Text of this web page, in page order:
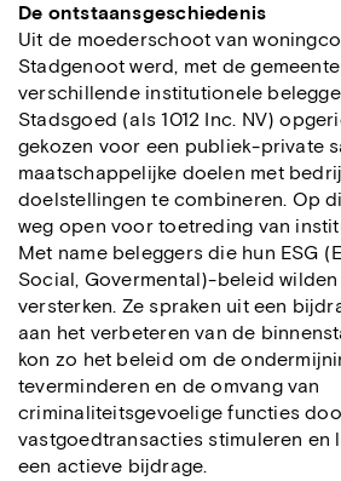
De ontstaansgeschiedenis
Uit de moederschoot van
Stadgenoot werd, met de
verschillende institutionele
Stadsgoed (als 1012 Inc. NV)
gekozen voor een publiek-private
maatschappelijke doelen met
doelstellingen te combineren. Op
weg open voor toetreding van
Met name beleggers die hun ESG
Social, Govermental)-beleid
versterken. Ze spraken uit een
aan het verbeteren van de
kon zo het beleid om de
teverminderen en de omvang van
criminaliteitsgevoelige functies
vastgoedtransacties stimuleren en
een actieve bijdrage.